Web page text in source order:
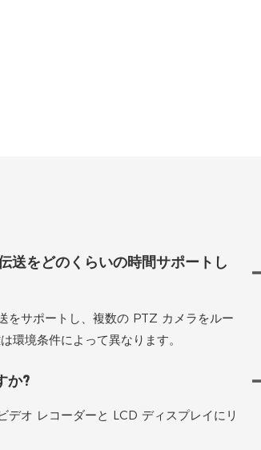
送をどのくらいの時間サポートし
をサポートし、複数の PTZ カメラをルー
環境条件によって異なります。
か?
オ レコーダーと LCD ディスプレイにリ